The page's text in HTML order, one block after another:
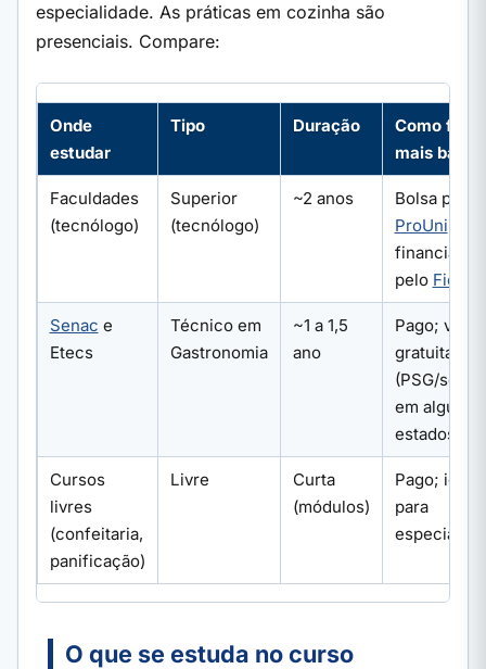
especialidade. As práticas em cozinha são
presenciais. Compare:
Onde
estudar
Tipo Duração
Como fica
mais
Faculdades
(tecnólogo)
Superior
(tecnólogo)
~2 anos
Bolsa pelo
ProUni
pelo Fies
Senac e
Etecs
Técnico em
Gastronomia
~1 a 1,5
ano
Pago;
gratuitas
(PSG/
em alguns
estados
Cursos
livres
(confeitaria,
panificação)
Livre
Curta
(módulos)
Pago; ideal
para
O que se estuda no curso